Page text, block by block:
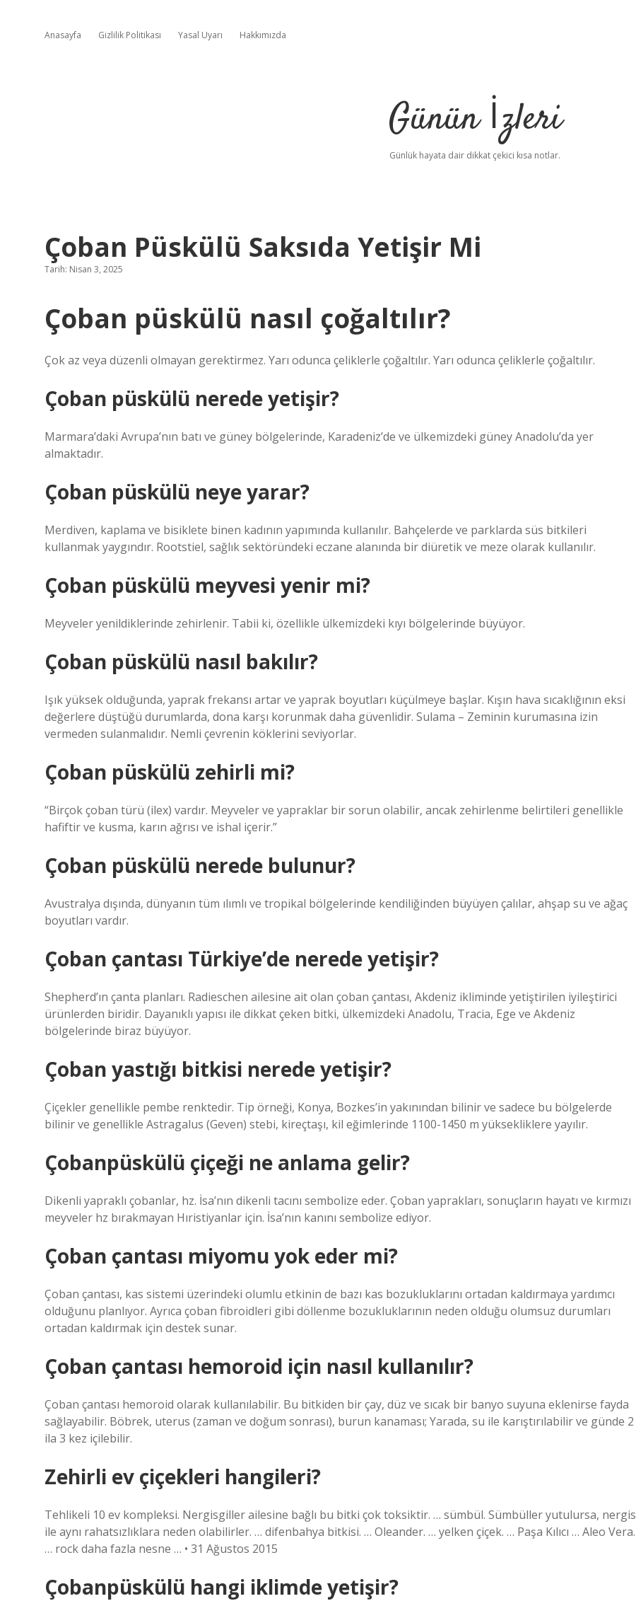
Anasayfa Gizlilik Politikası Yasal Uyarı Hakkımızda
Günün İzleri
Günlük hayata dair dikkat çekici kısa notlar.
Çoban Püskülü Saksıda Yetişir Mi
Tarih: Nisan 3, 2025
Çoban püskülü nasıl çoğaltılır?
Çok az veya düzenli olmayan gerektirmez. Yarı odunca çeliklerle çoğaltılır. Yarı odunca çeliklerle çoğaltılır.
Çoban püskülü nerede yetişir?
Marmara’daki Avrupa’nın batı ve güney bölgelerinde, Karadeniz’de ve ülkemizdeki güney Anadolu’da yer
almaktadır.
Çoban püskülü neye yarar?
Merdiven, kaplama ve bisiklete binen kadının yapımında kullanılır. Bahçelerde ve parklarda süs bitkileri
kullanmak yaygındır. Rootstiel, sağlık sektöründeki eczane alanında bir diüretik ve meze olarak kullanılır.
Çoban püskülü meyvesi yenir mi?
Meyveler yenildiklerinde zehirlenir. Tabii ki, özellikle ülkemizdeki kıyı bölgelerinde büyüyor.
Çoban püskülü nasıl bakılır?
Işık yüksek olduğunda, yaprak frekansı artar ve yaprak boyutları küçülmeye başlar. Kışın hava sıcaklığının eksi
değerlere düştüğü durumlarda, dona karşı korunmak daha güvenlidir. Sulama – Zeminin kurumasına izin
vermeden sulanmalıdır. Nemli çevrenin köklerini seviyorlar.
Çoban püskülü zehirli mi?
“Birçok çoban türü (ilex) vardır. Meyveler ve yapraklar bir sorun olabilir, ancak zehirlenme belirtileri genellikle
hafiftir ve kusma, karın ağrısı ve ishal içerir.”
Çoban püskülü nerede bulunur?
Avustralya dışında, dünyanın tüm ılımlı ve tropikal bölgelerinde kendiliğinden büyüyen çalılar, ahşap su ve ağaç
boyutları vardır.
Çoban çantası Türkiye’de nerede yetişir?
Shepherd’ın çanta planları. Radieschen ailesine ait olan çoban çantası, Akdeniz ikliminde yetiştirilen iyileştirici
ürünlerden biridir. Dayanıklı yapısı ile dikkat çeken bitki, ülkemizdeki Anadolu, Tracia, Ege ve Akdeniz
bölgelerinde biraz büyüyor.
Çoban yastığı bitkisi nerede yetişir?
Çiçekler genellikle pembe renktedir. Tip örneği, Konya, Bozkes’in yakınından bilinir ve sadece bu bölgelerde
bilinir ve genellikle Astragalus (Geven) stebi, kireçtaşı, kil eğimlerinde 1100-1450 m yüksekliklere yayılır.
Çobanpüskülü çiçeği ne anlama gelir?
Dikenli yapraklı çobanlar, hz. İsa’nın dikenli tacını sembolize eder. Çoban yaprakları, sonuçların hayatı ve kırmızı
meyveler hz bırakmayan Hıristiyanlar için. İsa’nın kanını sembolize ediyor.
Çoban çantası miyomu yok eder mi?
Çoban çantası, kas sistemi üzerindeki olumlu etkinin de bazı kas bozukluklarını ortadan kaldırmaya yardımcı
olduğunu planlıyor. Ayrıca çoban fibroidleri gibi döllenme bozukluklarının neden olduğu olumsuz durumları
ortadan kaldırmak için destek sunar.
Çoban çantası hemoroid için nasıl kullanılır?
Çoban çantası hemoroid olarak kullanılabilir. Bu bitkiden bir çay, düz ve sıcak bir banyo suyuna eklenirse fayda
sağlayabilir. Böbrek, uterus (zaman ve doğum sonrası), burun kanaması; Yarada, su ile karıştırılabilir ve günde 2
ila 3 kez içilebilir.
Zehirli ev çiçekleri hangileri?
Tehlikeli 10 ev kompleksi. Nergisgiller ailesine bağlı bu bitki çok toksiktir. … sümbül. Sümbüller yutulursa, nergis
ile aynı rahatsızlıklara neden olabilirler. … difenbahya bitkisi. … Oleander. … yelken çiçek. … Paşa Kılıcı … Aleo Vera.
… rock daha fazla nesne … • 31 Ağustos 2015
Çobanpüskülü hangi iklimde yetişir?